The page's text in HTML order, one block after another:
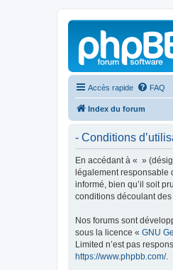
Accès rapide FAQ
Index du forum
- Conditions
En accédant à « »
légalement responsable
informé, bien qu’il soit
conditions découlant
Nos forums sont
sous la licence « GNU
Limited n’est pas
https://www.phpbb.com/.